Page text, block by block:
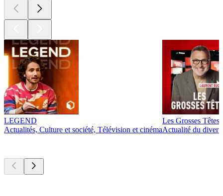
LEGEND
Actualités, Culture et société, Télévision et cinéma
Les Grosses Têtes
Actualité du